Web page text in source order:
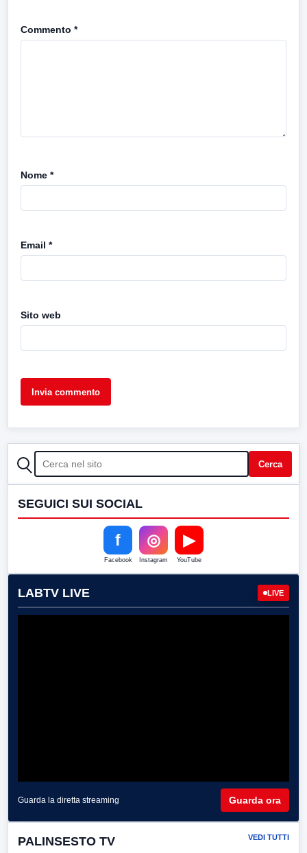
Commento *
Nome *
Email *
Sito web
CERCA Cerca
SEGUICI SUI SOCIAL
f
Facebook
◎
Instagram
▶
YouTube
LABTV LIVE LIVE
Guarda la diretta streaming Guarda ora
PALINSESTO TV VEDI TUTTI